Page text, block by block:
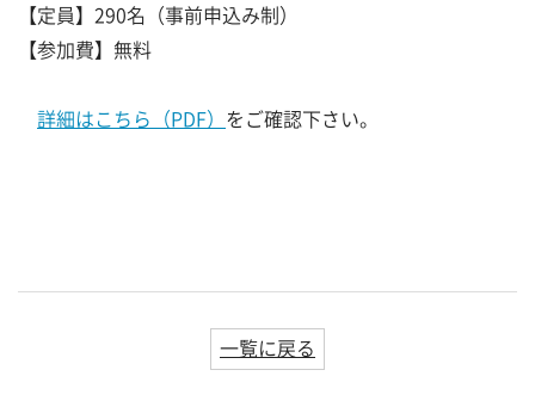
【定員】290名（事前申込み制）
【参加費】無料
詳細はこちら（PDF） をご確認下さい。
一覧に戻る